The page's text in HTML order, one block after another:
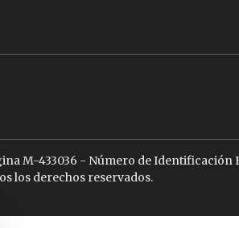
M-433036 - Número de Identificación
los derechos reservados.